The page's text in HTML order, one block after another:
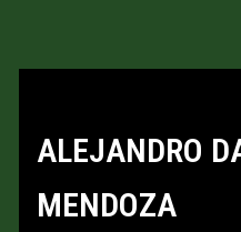
ALEJANDRO
MENDOZA